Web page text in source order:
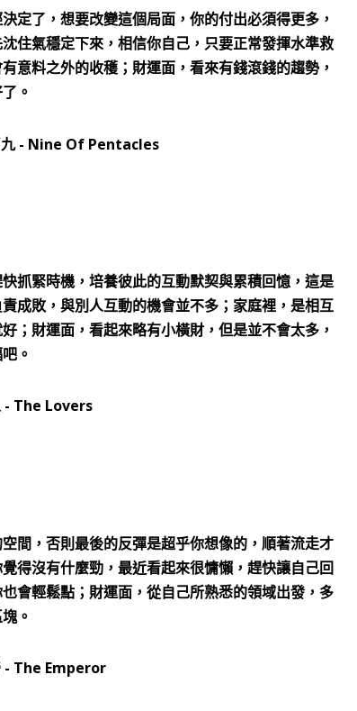
定了，想要改變這個局面，你的付出必須得更多，
住氣穩定下來，相信你自己，只要正常發揮水準救
意料之外的收穫；財運面，看來有錢滾錢的趨勢，
。
抓緊時機，培養彼此的互動默契與累積回憶，這是
成敗，與別人互動的機會並不多；家庭裡，是相互
；財運面，看起來略有小橫財，但是並不會太多，
。
間，否則最後的反彈是超乎你想像的，順著流走才
得沒有什麼勁，最近看起來很慵懶，趕快讓自己回
會輕鬆點；財運面，從自己所熟悉的領域出發，多
。